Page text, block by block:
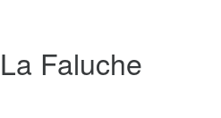
La Faluche